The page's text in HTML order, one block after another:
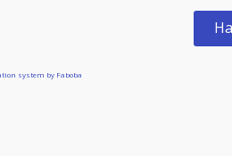
system by Faboba